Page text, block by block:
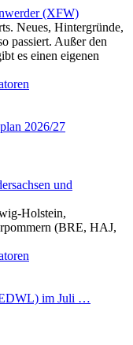
(XFW)
Neues, Hintergründe,
passiert. Außer den
es einen eigenen
2026/27
und
Holstein,
(BRE, HAJ,
im Juli …